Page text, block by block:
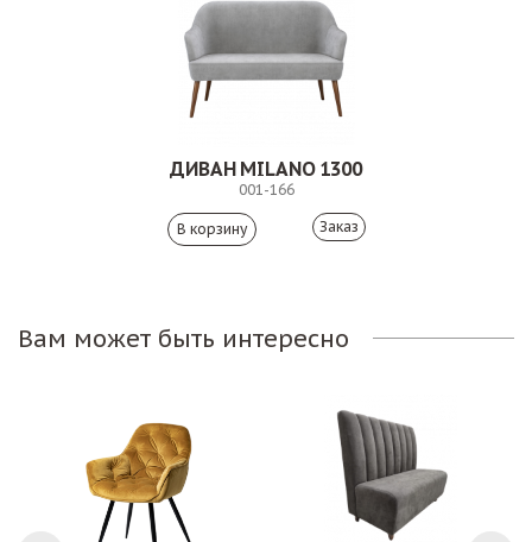
ДИВАН MILANO 1300
001-166
Заказ
Вам может быть интересно